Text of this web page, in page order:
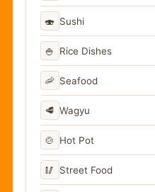
🍣 Sushi
🍚 Rice Dishes
🦐 Seafood
🥩 Wagyu
🍲 Hot Pot
🥢 Street Food